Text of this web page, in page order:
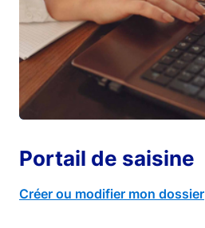
Portail de saisine
Créer ou modifier mon dossier